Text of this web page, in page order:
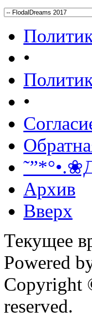
•
•
Архив
Вверх
Текущее
Powered
Copyright
reserved.